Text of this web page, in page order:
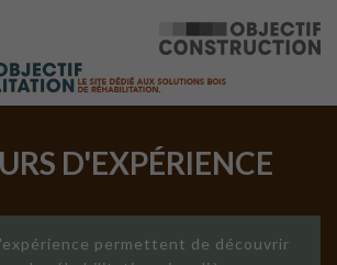
D'EXPÉRIENCE
permettent de découvrir